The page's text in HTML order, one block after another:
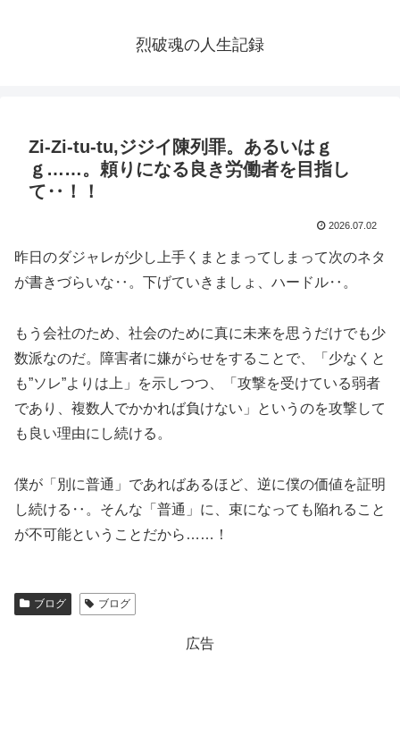
烈破魂の人生記録
Zi-Zi-tu-tu,ジジイ陳列罪。あるいはｇ
ｇ……。頼りになる良き労働者を目指し
て‥！！
2026.07.02
昨日のダジャレが少し上手くまとまってしまって次のネタ
が書きづらいな‥。下げていきましょ、ハードル‥。
もう会社のため、社会のために真に未来を思うだけでも少
数派なのだ。障害者に嫌がらせをすることで、「少なくと
も”ソレ”よりは上」を示しつつ、「攻撃を受けている弱者
であり、複数人でかかれば負けない」というのを攻撃して
も良い理由にし続ける。
僕が「別に普通」であればあるほど、逆に僕の価値を証明
し続ける‥。そんな「普通」に、束になっても陥れること
が不可能ということだから……！
ブログ ブログ
広告